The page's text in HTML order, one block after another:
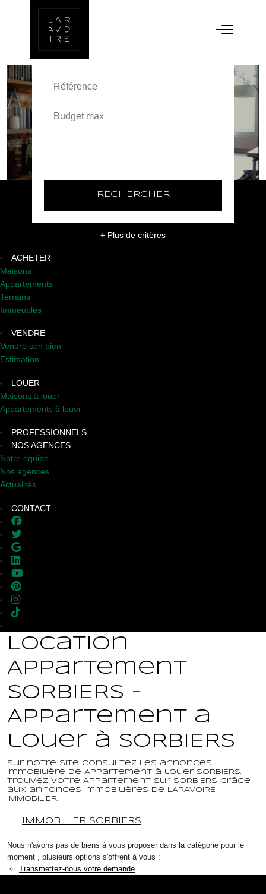
ACHETER
TEXT_SEARCH_SELECTIONNEZ
RECHERCHER
+ Plus de critères
ACHETER
Maisons
Appartements
Terrains
Immeubles
VENDRE
Vendre son bien
Estimation
LOUER
Maisons à louer
Appartements à louer
PROFESSIONNELS
NOS AGENCES
Notre équipe
Nos agences
Actualités
CONTACT
Location
Appartement
SORBIERS -
Appartement a
louer à SORBIERS
Sur notre site consultez les annonces
immobilière de Appartement à louer SORBIERS.
Trouvez votre Appartement sur SORBIERS grâce
aux annonces immobilières de LARAVOIRE
IMMOBILIER.
IMMOBILIER SORBIERS
Nous n'avons pas de biens à vous proposer dans la catégorie pour le
moment , plusieurs options s'offrent à vous :
Transmettez-nous votre demande